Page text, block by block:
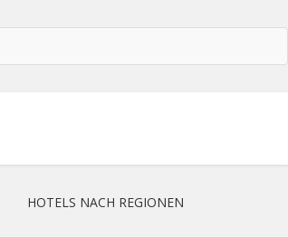
HOTELS NACH REGIONEN